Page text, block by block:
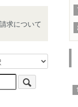
求について